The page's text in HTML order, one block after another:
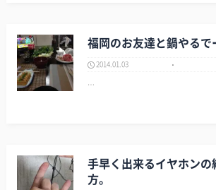
福岡のお友達と鍋やるで
2014.01.03
…
手早く出来るイヤホン
方。